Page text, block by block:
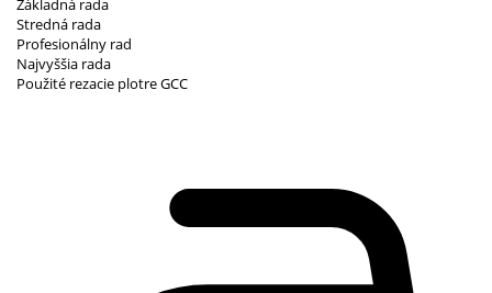
Základná rada
Stredná rada
Profesionálny rad
Najvyššia rada
Použité rezacie plotre GCC